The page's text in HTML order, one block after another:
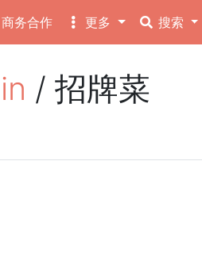
商务合作 更多 搜索
/ 招牌菜